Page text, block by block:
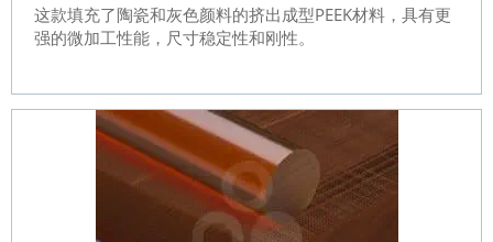
这款填充了陶瓷和灰色颜料的挤出成型PEEK材料，具有更
强的微加工性能，尺寸稳定性和刚性。